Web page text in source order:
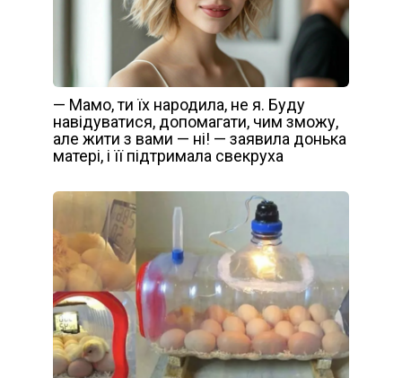
— Мамо, ти їх народила, не я. Буду
навідуватися, допомагати, чим зможу,
але жити з вами — ні! — заявила донька
матері, і її підтримала свекруха